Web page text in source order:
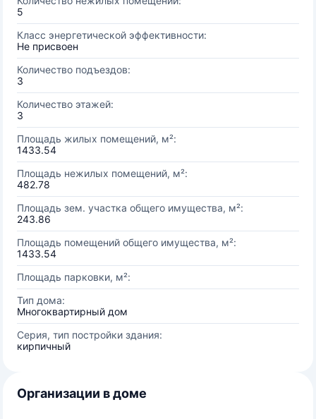
5
Класс энергетической эффективности:
Не присвоен
Количество подъездов:
3
Количество этажей:
3
Площадь жилых помещений, м²:
1433.54
Площадь нежилых помещений, м²:
482.78
Площадь зем. участка общего имущества, м²:
243.86
Площадь помещений общего имущества, м²:
1433.54
Площадь парковки, м²:
Тип дома:
Многоквартирный дом
Серия, тип постройки здания:
кирпичный
Организации в доме